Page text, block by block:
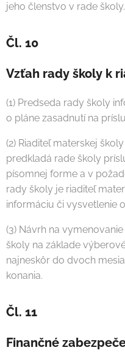
jeho členstvo v rade školy.
Čl. 10
Vzťah rady školy k
(1) Predseda rady školy
o pláne zasadnutí na
(2) Riaditeľ materskej
predkladá rade školy
písomnej forme a v
rady školy je riaditeľ
informáciu či vysvetlenie
(3) Návrh na
školy na základe
najneskôr do dvoch
konania.
Čl. 11
Finančné